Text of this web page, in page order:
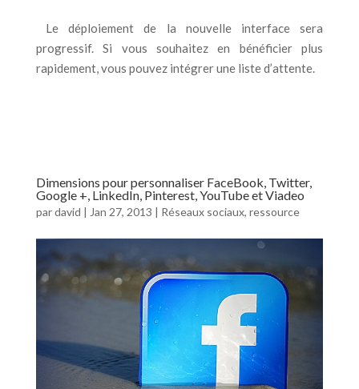
Le déploiement de la nouvelle interface sera
progressif. Si vous souhaitez en bénéficier plus
rapidement, vous pouvez intégrer une liste d’attente.
Dimensions pour personnaliser FaceBook, Twitter,
Google +, LinkedIn, Pinterest, YouTube et Viadeo
pardavid | Jan 27, 2013 | Réseaux sociaux, ressource